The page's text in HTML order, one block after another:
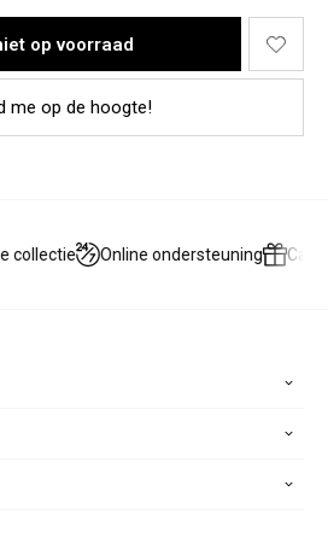
op voorraad
me op de hoogte!
collectie Online ondersteuning